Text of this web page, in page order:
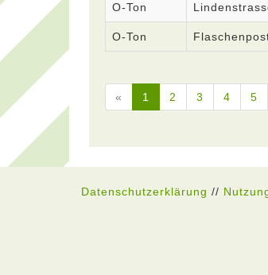
O-Ton
O-Ton
« 1 2 3 4 5
Datenschutzerklärung //